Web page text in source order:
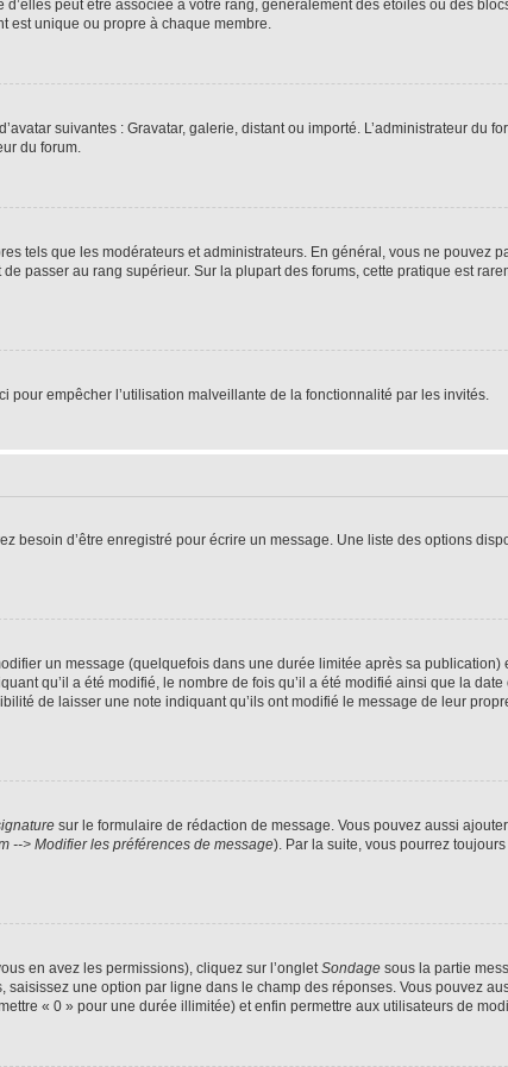
peut être associée à votre rang, généralement des étoiles ou des
est unique ou propre à chaque membre.
suivantes : Gravatar, galerie, distant ou importé. L’administrateur du
du forum.
tels que les modérateurs et administrateurs. En général, vous ne pouvez
passer au rang supérieur. Sur la plupart des forums, cette pratique est
pour empêcher l’utilisation malveillante de la fonctionnalité par les invités.
besoin d’être enregistré pour écrire un message. Une liste des options
un message (quelquefois dans une durée limitée après sa publication)
qu’il a été modifié, le nombre de fois qu’il a été modifié ainsi que la date
de laisser une note indiquant qu’ils ont modifié le message de leur
sur le formulaire de rédaction de message. Vous pouvez aussi
--> Modifier les préférences de message). Par la suite, vous pourrez
en avez les permissions), cliquez sur l’ongletSondage sous la partie
une option par ligne dans le champ des réponses. Vous pouvez
« 0 » pour une durée illimitée) et enfin permettre aux utilisateurs de